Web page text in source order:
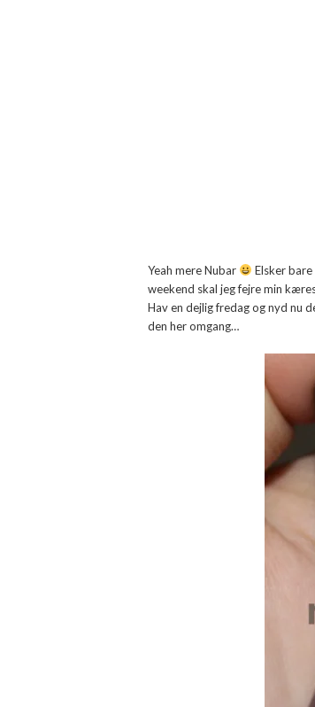
Yeah mere Nubar Elsker
weekend skal jeg fejre min
Hav en dejlig fredag og nyd nu
den her omgang…